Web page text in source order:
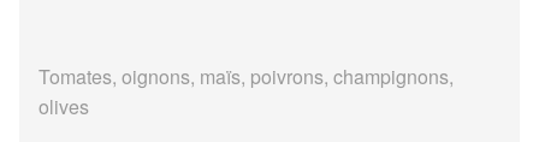
Tomates, oignons, maïs, poivrons, champignons,
olives